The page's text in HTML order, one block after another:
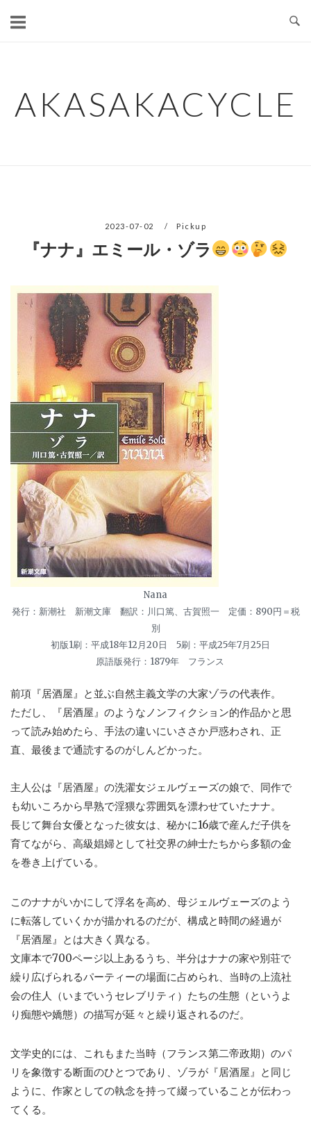
AKASAKACYCLE
2023-07-02 Pickup
『ナナ』エミール・ゾラ
Nana
発行：新潮社 新潮文庫 翻訳：川口篤、古賀照一 定価：890円＝税
別
初版1刷：平成18年12月20日 5刷：平成25年7月25日
原語版発行：1879年 フランス
前項『居酒屋』と並ぶ自然主義文学の大家ゾラの代表作。
ただし、『居酒屋』のようなノンフィクション的作品かと思
って読み始めたら、手法の違いにいささか戸惑わされ、正
直、最後まで通読するのがしんどかった。
主人公は『居酒屋』の洗濯女ジェルヴェーズの娘で、同作で
も幼いころから早熟で淫猥な雰囲気を漂わせていたナナ。
長じて舞台女優となった彼女は、秘かに16歳で産んだ子供を
育てながら、高級娼婦として社交界の紳士たちから多額の金
を巻き上げている。
このナナがいかにして浮名を高め、母ジェルヴェーズのよう
に転落していくかが描かれるのだが、構成と時間の経過が
『居酒屋』とは大きく異なる。
文庫本で700ページ以上あるうち、半分はナナの家や別荘で
繰り広げられるパーティーの場面に占められ、当時の上流社
会の住人（いまでいうセレブリティ）たちの生態（というよ
り痴態や嬌態）の描写が延々と繰り返されるのだ。
文学史的には、これもまた当時（フランス第二帝政期）のパ
リを象徴する断面のひとつであり、ゾラが『居酒屋』と同じ
ように、作家としての執念を持って綴っていることが伝わっ
てくる。